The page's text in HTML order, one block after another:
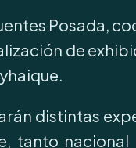
Posada,
de
distintas
tanto nacional